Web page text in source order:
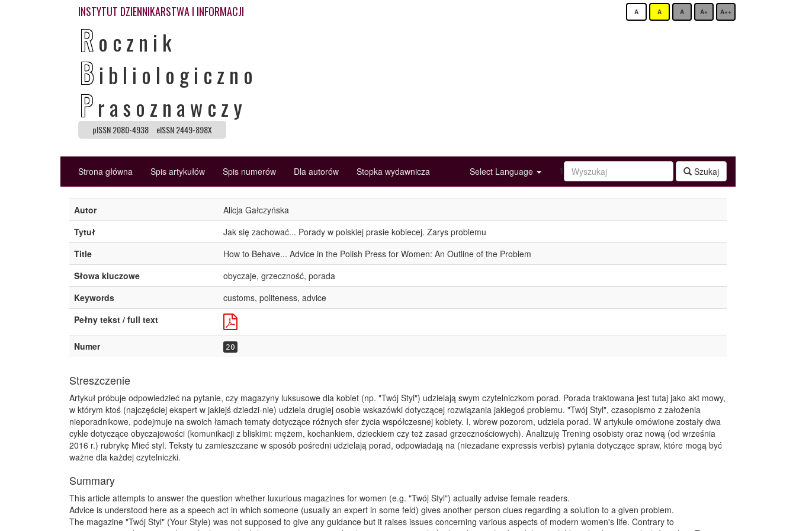
INSTYTUT DZIENNIKARSTWA I INFORMACJI
Rocznik
B ibliologiczno
Prasoznawczy
pISSN 2080-4938 eISSN 2449-898X
A A A A+ A++
Strona główna Spis artykułów Spis numerów Dla autorów Stopka wydawnicza 1 Szukaj
Select Language
Autor
Alicja Gałczyńska
Tytuł
Jak się zachować... Porady w polskiej prasie kobiecej. Zarys problemu
Title
How to Behave... Advice in the Polish Press for Women: An Outline of the Problem
Słowa kluczowe
obyczaje, grzeczność, porada
Keywords
customs, politeness, advice
Pełny tekst / full text
Numer 20
Streszczenie
Artykuł próbuje odpowiedzieć na pytanie, czy magazyny luksusowe dla kobiet (np. "Twój Styl") udzielają swym czytelniczkom porad. Porada traktowana jest tutaj jako akt mowy,
w którym ktoś (najczęściej ekspert w jakiejś dziedzi-nie) udziela drugiej osobie wskazówki dotyczącej rozwiązania jakiegoś problemu. "Twój Styl", czasopismo z założenia
nieporadnikowe, podejmuje na swoich łamach tematy dotyczące różnych sfer życia współczesnej kobiety. I, wbrew pozorom, udziela porad. W artykule omówione zostały dwa
cykle dotyczące obyczajowości (komunikacji z bliskimi: mężem, kochankiem, dzieckiem czy też zasad grzecznościowych). Analizuję Trening osobisty oraz nową (od września
2016 r.) rubrykę Mieć styl. Teksty tu zamieszczane w sposób pośredni udzielają porad, odpowiadają na (niezadane expressis verbis) pytania dotyczące spraw, które mogą być
ważne dla każdej czytelniczki.
Summary
This article attempts to answer the question whether luxurious magazines for women (e.g. "Twój Styl") actually advise female readers.
Advice is understood here as a speech act in which someone (usually an expert in some feld) gives another person clues regarding a solution to a given problem.
The magazine "Twój Styl" (Your Style) was not supposed to give any guidance but it raises issues concerning various aspects of modern women's life. Contrary to